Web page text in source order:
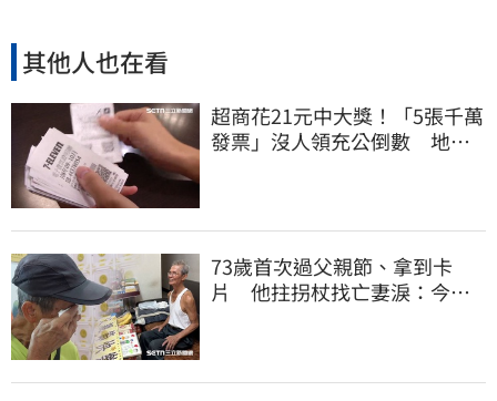
其他人也在看
超商花21元中大獎！「5張千萬
發票」沒人領充公倒數 地點
73歲首次過父親節、拿到卡
片 他拄拐杖找亡妻淚：今天